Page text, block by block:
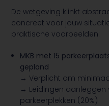
De wetgeving klinkt
concreet voor jouw
praktische voorbeelden:
MKB met 15
gepland
→ Verplicht om
→ Leidingen aanleggen
parkeerplekken (20%)